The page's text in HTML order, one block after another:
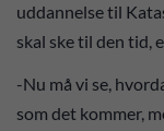
uddannelse til
skal ske til den tid,
-Nu må vi se,
som det kommer,